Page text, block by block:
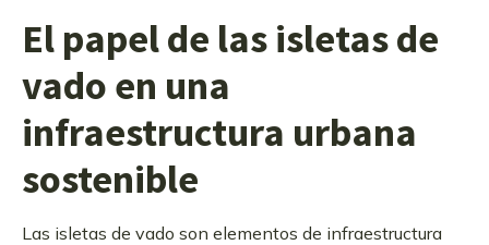
El papel de las isletas de
vado en una
infraestructura urbana
sostenible
Las isletas de vado son elementos de infraestructura